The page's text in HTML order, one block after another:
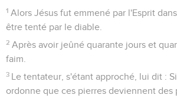
1 Alors Jésus fut emmené par l'Esprit
être tenté par le diable.
2 Après avoir jeûné quarante jours et
faim.
3 Le tentateur, s'étant approché, lui dit :
ordonne que ces pierres deviennent des